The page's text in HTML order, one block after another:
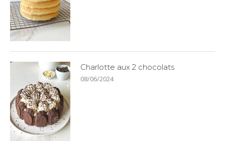
Charlotte aux 2 chocolats
08/06/2024